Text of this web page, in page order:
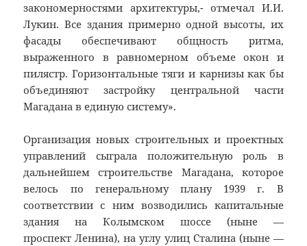
закономерностями архитектуры,- отмечал И.И.
Лукин. Все здания примерно одной высоты, их
фасады обеспечивают общность ритма,
выраженного в равномерном объеме окон и
пилястр. Горизонтальные тяги и карнизы как бы
объединяют застройку центральной части
Магадана в единую систему».
Организация новых строительных и проектных
управлений сыграла положительную роль в
дальнейшем строительстве Магадана, которое
велось по генеральному плану 1939 г. В
соответствии с ним возводились капитальные
здания на Колымском шоссе (ныне —
проспект Ленина), на углу улиц Сталина (ныне —